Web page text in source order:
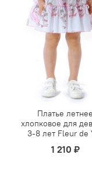
Платье летнее
хлопковое для
3-8 лет Fleur de
1 210 ₽